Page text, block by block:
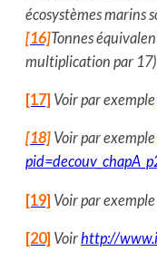
écosystèmes marins
[16]Tonnes
multiplication par
[17] Voir par exemple
[18] Voir par exemple
[19] Voir par
[20] Voirhttp://